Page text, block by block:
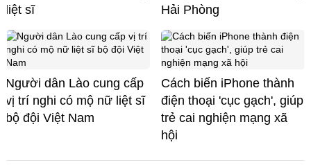
liệt sĩ
Hải Phòng
Người dân Lào cung cấp
vị trí nghi có mộ nữ liệt sĩ
bộ đội Việt Nam
Cách biến iPhone thành
điện thoại 'cục gạch', giúp
trẻ cai nghiện mạng xã
hội